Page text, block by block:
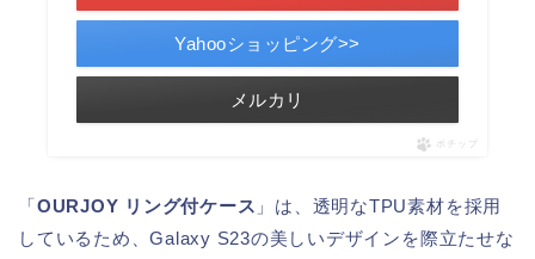
Yahooショッピング>>
メルカリ
ポチップ
「OURJOY リング付ケース 」は、透明なTPU素材を採用
しているため、Galaxy S23の美しいデザインを際立たせな